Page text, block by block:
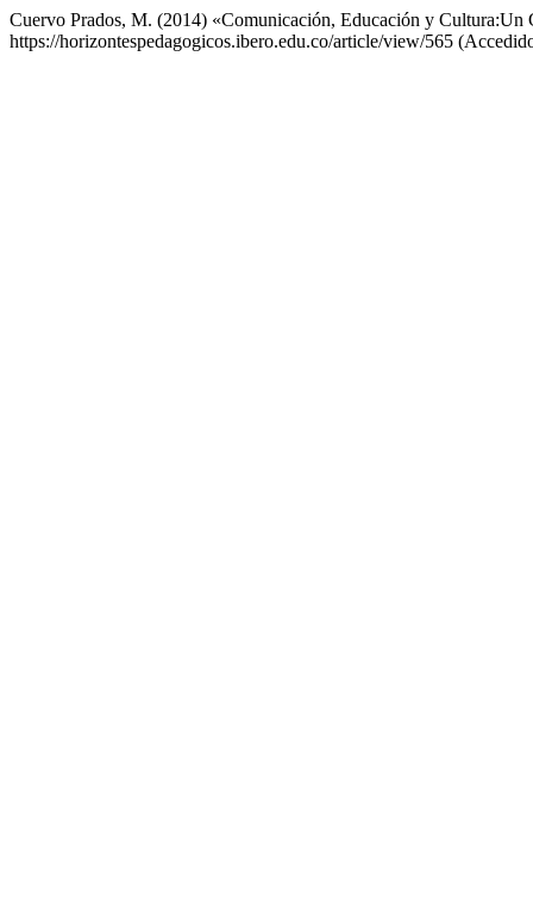
Cuervo Prados, M. (2014) «Comunicación, Educación y Cultura:Un
https://horizontespedagogicos.ibero.edu.co/article/view/565